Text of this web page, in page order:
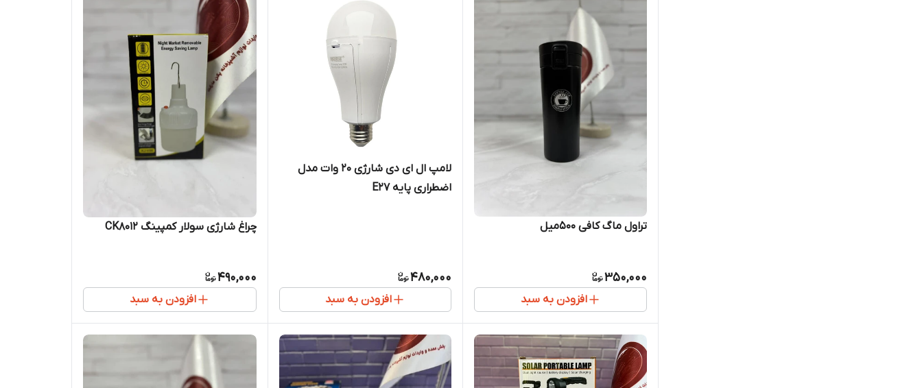
تراول ماگ کافی ۵۰۰میل
350,000
افزودن به سبد
لامپ ال ای دی شارژی 20 وات مدل
اضطراری پایه E27
480,000
افزودن به سبد
چراغ شارژی سولار کمپینگ CK8012
490,000
افزودن به سبد